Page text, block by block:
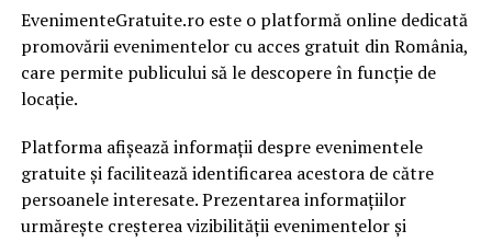
o afacere la nivel global pe baza
antipatiilor personale. Afirmatia ca
un site nu e pe o pozitie buna din
cauza ca Google nu il poate suferi e
usor de combatut cu un audit SEO,
care, cel mai probabil, va scoate la
EvenimenteGratuite.ro este o platformă online dedicată
promovării evenimentelor cu acces gratuit din România,
care permite publicului să le descopere în funcție de
locație.
Platforma afișează informații despre evenimentele
gratuite și facilitează identificarea acestora de către
persoanele interesate. Prezentarea informațiilor
urmărește creșterea vizibilității evenimentelor și